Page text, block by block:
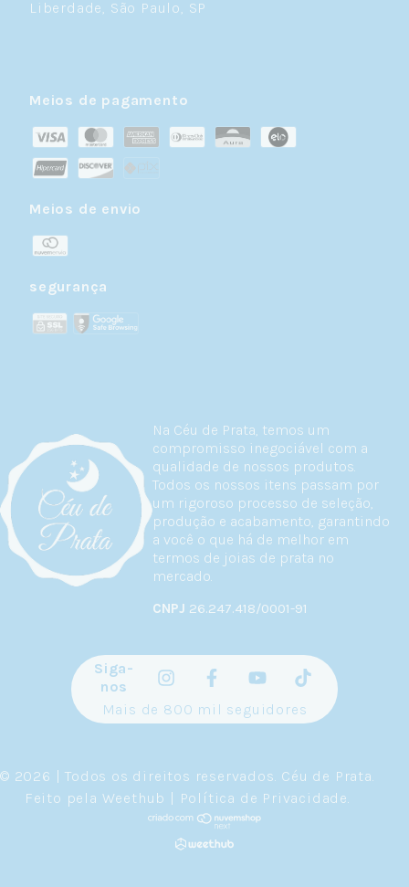
Na Céu de Prata, temos um
compromisso inegociável com a
qualidade de nossos produtos.
Todos os nossos itens passam por
um rigoroso processo de seleção,
produção e acabamento, garantindo
a você o que há de melhor em
termos de joias de prata no
mercado.
CNPJ 26.247.418/0001-91
Liberdade, São Paulo, SP
Meios de pagamento
Meios de envio
segurança
Siga-
nos
Mais de 800 mil seguidores
© 2026 | Todos os direitos reservados. Céu de Prata.
Feito pela Weethub | Política de Privacidade.